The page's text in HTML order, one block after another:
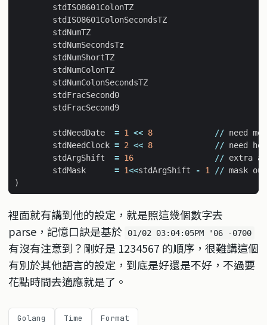
stdISO8601ColonTZ
stdISO8601ColonSecondsTZ
stdNumTZ
stdNumSecondsTz
stdNumShortTZ
stdNumColonTZ
stdNumColonSecondsTZ
stdFracSecond0
stdFracSecond9
stdNeedDate = 1 << 8 // need
stdNeedClock = 2 << 8 // need
stdArgShift
= 16 // extra
stdMask
= 1<<stdArgShift - 1 // mask out
)
裡面就有講到他的設定，就是照這幾個數字去
parse，記憶口訣是基於
01/02 03:04:05PM '06 -0700
有沒有注意到？剛好是 1234567 的順序，很難講這個
有別於其他語言的設定，到底是好還是不好，不過要
花點時間去適應就是了。
Golang Time Format